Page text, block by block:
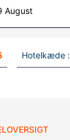
August
Hotelkæde :